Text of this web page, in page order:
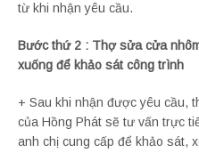
từ khi nhận yêu cầu.
Bước thứ 2 : Thợ sửa cửa
xuống để khảo sát công trình
+ Sau khi nhận được yêu cầu,
của Hồng Phát sẽ tư vấn trực
anh chị cung cấp để khảo sát,